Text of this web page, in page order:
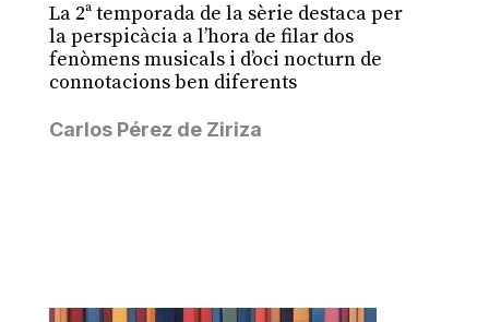
La 2ª temporada de la sèrie destaca per
la perspicàcia a l’hora de filar dos
fenòmens musicals i d’oci nocturn de
connotacions ben diferents
Carlos Pérez de Ziriza